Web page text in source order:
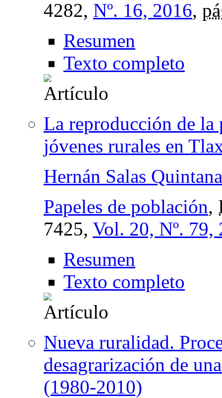
4282, Nº. 16, 2016,
Resumen
Texto completo
La reproducción de
jóvenes rurales en
Hernán Salas
Papeles de población,
7425, Vol. 20, Nº. 79,
Resumen
Texto completo
Nueva ruralidad.
desagrarización de
(1980-2010)